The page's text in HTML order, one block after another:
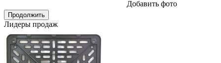
Добавить фото
Продолжить
Лидеры продаж